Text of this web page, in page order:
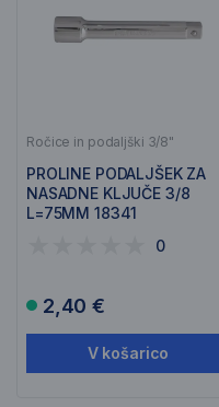
Ročice in podaljški 3/8"
PROLINE PODALJŠEK ZA
NASADNE KLJUČE 3/8
L=75MM 18341
0
2,40 €
V košarico